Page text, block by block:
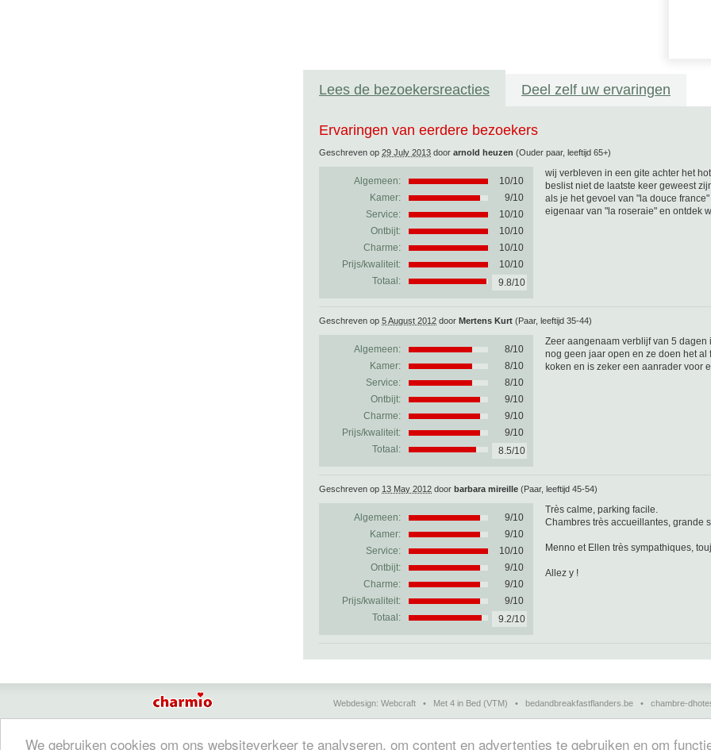
We gebruiken cookies om ons websiteverkeer te analyseren, om content en advertenties te gebruiken en om
Lees de bezoekersreacties Deel zelf uw ervaringen
Ervaringen van eerdere bezoekers
Geschreven op 29 July 2013 door arnold heuzen (Ouder paar, leeftijd 65+)
Algemeen: 10/10
Kamer:
9/10
Service:
10/10
Ontbijt:
10/10
Charme:
10/10
Prijs/kwaliteit:
10/10
Totaal:
9.8/10
wij verbleven in een gite achter het
beslist niet de laatste keer geweest
als je het gevoel van "la douce
eigenaar van "la roseraie" en ontdek
Geschreven op 5 August 2012 door Mertens Kurt (Paar, leeftijd 35-44)
Algemeen: 8/10
Kamer:
8/10
Service:
8/10
Ontbijt:
9/10
Charme:
9/10
Prijs/kwaliteit:
9/10
Totaal:
8.5/10
Zeer aangenaam verblijf van 5
nog geen jaar open en ze doen het al
koken en is zeker een aanrader voor
Geschreven op 13 May 2012 door barbara mireille (Paar, leeftijd 45-54)
Algemeen: 9/10
Kamer:
9/10
Service:
10/10
Ontbijt:
9/10
Charme:
9/10
Prijs/kwaliteit:
9/10
Totaal:
9.2/10
Très calme, parking facile.
Chambres très accueillantes, grande
Menno et Ellen très sympathiques,
Allez y !
Webdesign: Webcraft • Met 4 in Bed (VTM) • bedandbreakfastflanders.be • chambre-